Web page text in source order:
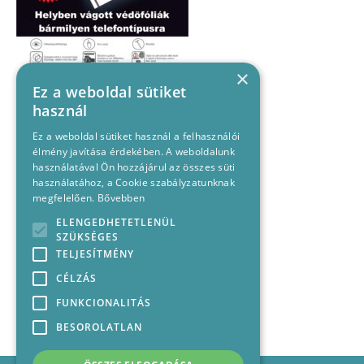
×
Ez a weboldal sütiket
használ
Ez a weboldal sütiket használ a felhasználói
élmény javítása érdekében. A weboldalunk
használatával Ön hozzájárul az összes süti
használatához, a Cookie szabályzatunknak
megfelelően. Bővebben
ELENGEDHETETLENÜL
SZÜKSÉGES
TELJESÍTMÉNY
CÉLZÁS
FUNKCIONALITÁS
BESOROLATLAN